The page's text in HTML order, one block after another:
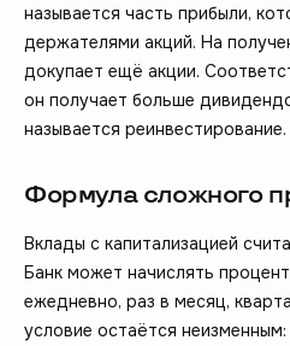
называется часть прибыли,
держателями акций. На
докупает ещё акции.
он получает больше
называется реинвестирование.
Формула сложного
Вклады с капитализацией
Банк может начислять
ежедневно, раз в месяц,
условие остаётся